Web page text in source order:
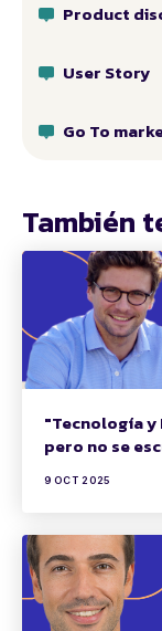
Product
User Story
Go To
También
"Tecnología y
pero no se
9 OCT 2025